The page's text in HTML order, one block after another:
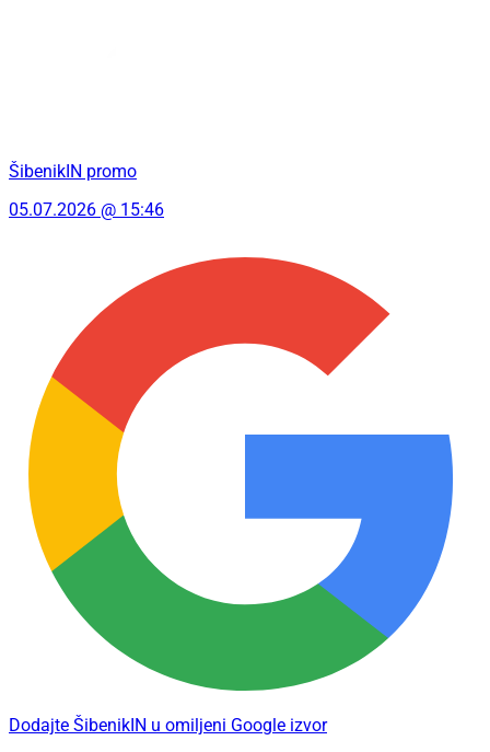
ŠibenikIN promo
05.07.2026 @ 15:46
Dodajte ŠibenikIN u omiljeni Google izvor